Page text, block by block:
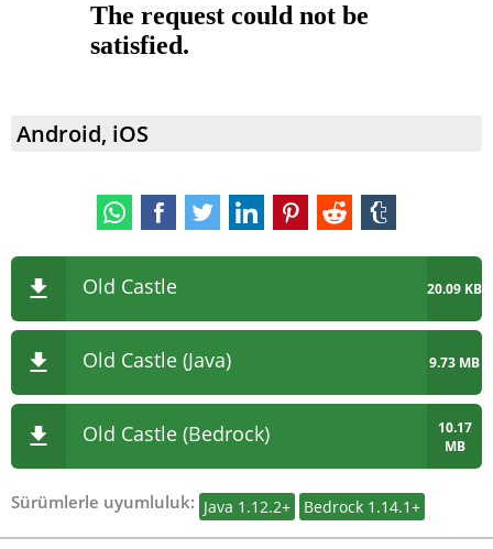
Android, iOS
Old Castle 20.09 KB
Old Castle (Java) 9.73 MB
Old Castle (Bedrock)
10.17
MB
Sürümlerle uyumluluk: Java 1.12.2+ Bedrock 1.14.1+